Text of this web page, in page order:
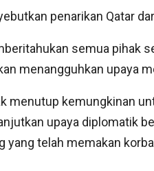
penarikan Qatar
semua pihak
menangguhkan upaya
menutup kemungkinan
upaya diplomatik
yang telah memakan